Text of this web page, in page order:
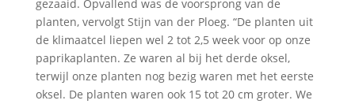
gezaaid. Opvallend was de voorsprong van de
planten, vervolgt Stijn van der Ploeg. “De planten uit
de klimaatcel liepen wel 2 tot 2,5 week voor op onze
paprikaplanten. Ze waren al bij het derde oksel,
terwijl onze planten nog bezig waren met het eerste
oksel. De planten waren ook 15 tot 20 cm groter. We